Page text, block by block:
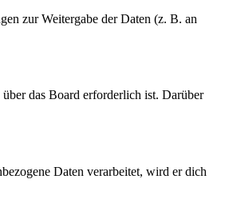
zur Weitergabe der Daten (z. B. an
das Board erforderlich ist. Darüber
Daten verarbeitet, wird er dich